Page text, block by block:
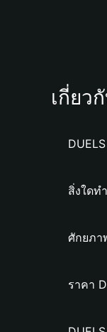
เกี่ยว
สิ่งใดท
ศักยภา
ราคา